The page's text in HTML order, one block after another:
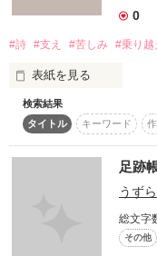
そんなあなたが大好き
0
#詩 #支え #苦しみ #乗り越
表紙を見る
私が一番辛かった時に
書き綴っていた詩を
ここに書いていこうと
検索結果
タイトル
キーワード
足跡
うず
総文字
その他